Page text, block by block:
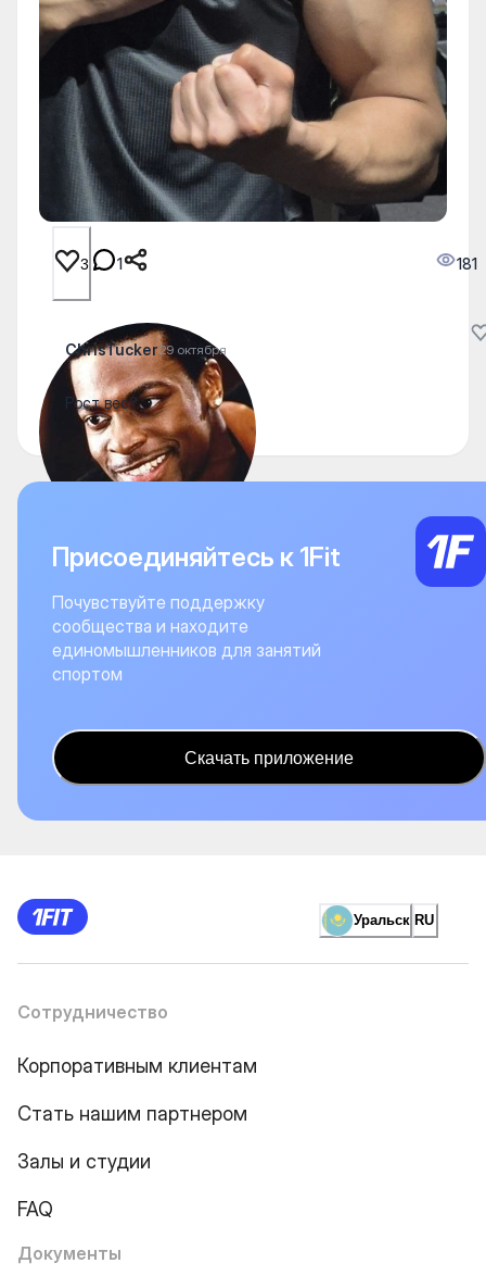
3 1 181
ChrisTucker29 октября
Рост вес?
Присоединяйтесь к 1Fit
Почувствуйте поддержку
сообщества и находите
единомышленников для занятий
спортом
Скачать приложение
Уральск RU
Сотрудничество
Корпоративным клиентам
Стать нашим партнером
Залы и студии
FAQ
Документы